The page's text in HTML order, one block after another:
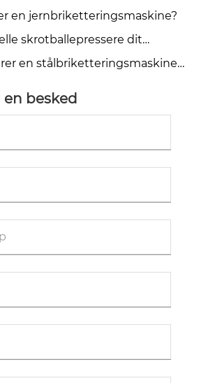
en jernbriketteringsmaskine?
skrotballepressere dit
en stålbriketteringsmaskine
besked